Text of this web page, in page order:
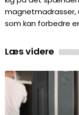
magnetmadrasser,
som kan forbedre
Læs videre